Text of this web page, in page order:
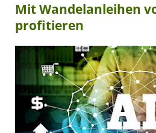
Mit Wandelanleihen
profitieren